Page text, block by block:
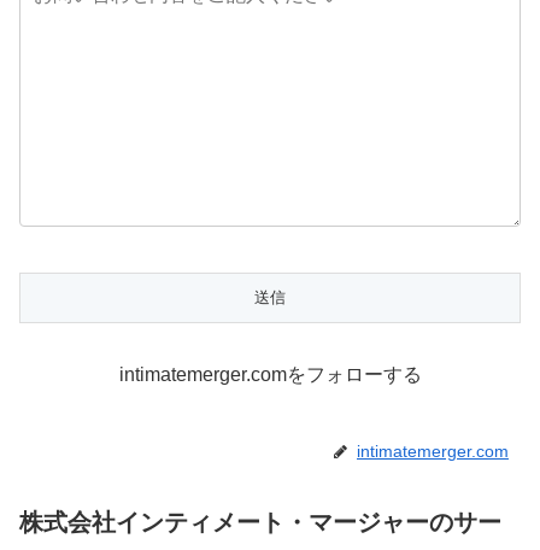
intimatemerger.comをフォローする
intimatemerger.com
株式会社インティメート・マージャーのサー